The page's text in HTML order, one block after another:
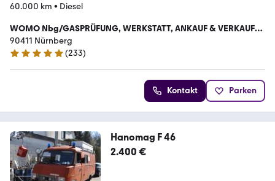
60.000 km • Diesel
WOMO Nbg/GASPRÜFUNG, WERKSTATT, ANKAUF & VERKAUF
,VERMITTLUNG, SOLAR, KLIMA
90411 Nürnberg
5 Sterne
(233)
Kontakt Parken
Hanomag F 46
2.400 €